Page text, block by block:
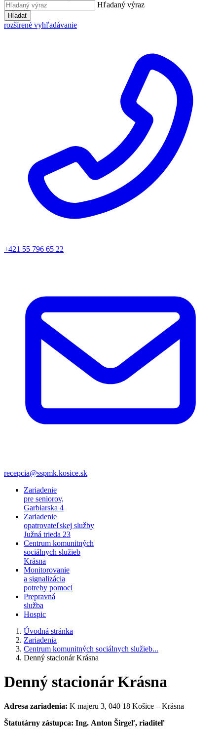
Hľadaný výraz
Hľadať
rozšírené vyhľadávanie
+421 55 796 65 22
recepcia@sspmk.kosice.sk
Zariadenie
pre seniorov,
Garbiarska 4
Zariadenie
opatrovateľskej služby
Južná trieda 23
Centrum komunitných
sociálnych služieb
Krásna
Monitorovanie
a signalizácia
potreby pomoci
Prepravná
služba
Hospic
Úvodná stránka
Zariadenia
Centrum komunitných sociálnych služieb...
Denný stacionár Krásna
Denný stacionár Krásna
Adresa zariadenia: K majeru 3, 040 18 Košice – Krásna
Štatutárny zástupca: Ing. Anton Širgeľ, riaditeľ